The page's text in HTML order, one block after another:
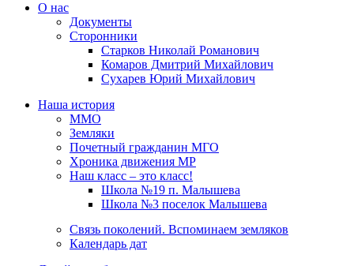
О нас
Документы
Сторонники
Старков Николай Романович
Комаров Дмитрий Михайлович
Сухарев Юрий Михайлович
Наша история
ММО
Земляки
Почетный гражданин МГО
Хроника движения МР
Наш класс – это класс!
Школа №19 п. Малышева
Школа №3 поселок Малышева
Связь поколений. Вспоминаем земляков
Календарь дат